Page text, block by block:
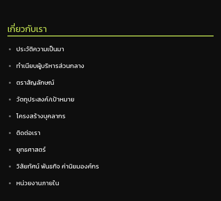
เกี่ยวกับเรา
ประวัติความเป็นมา
ทำเนียบผู้บริหารส่วนกลาง
ตราสัญลักษณ์
วัตถุประสงค์/เป้าหมาย
โครงสร้างบุคลากร
ติดต่อเรา
ยุทธศาสตร์
วิสัยทัศน์ พันธกิจ ค่านิยมองค์กร
หน่วยงานภายใน